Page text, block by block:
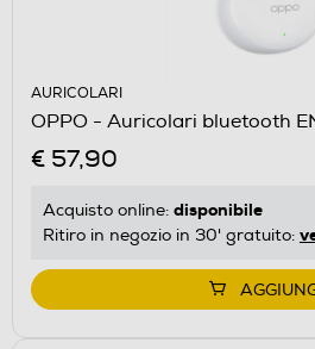
AURICOLARI
OPPO - Auricolari bluetooth
€ 57,90
Acquisto online: disponibile
Ritiro in negozio in 30' gratuito: